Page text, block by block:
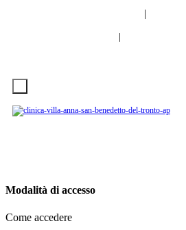
|
|
Modalità di accesso
Come accedere